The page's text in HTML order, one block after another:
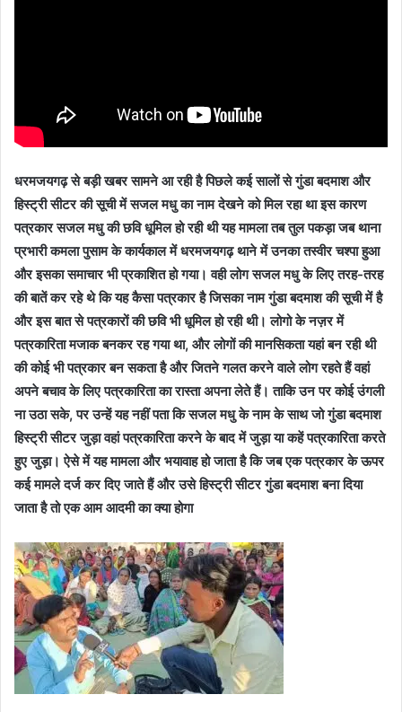
धरमजयगढ़ से बड़ी खबर सामने आ रही है पिछले कई सालों से गुंडा बदमाश और
हिस्ट्री सीटर की सूची में सजल मधु का नाम देखने को मिल रहा था इस कारण
पत्रकार सजल मधु की छवि धूमिल हो रही थी यह मामला तब तुल पकड़ा जब थाना
प्रभारी कमला पुसाम के कार्यकाल में धरमजयगढ़ थाने में उनका तस्वीर चश्पा हुआ
और इसका समाचार भी प्रकाशित हो गया। वही लोग सजल मधु के लिए तरह-तरह
की बातें कर रहे थे कि यह कैसा पत्रकार है जिसका नाम गुंडा बदमाश की सूची में है
और इस बात से पत्रकारों की छवि भी धूमिल हो रही थी। लोगो के नज़र में
पत्रकारिता मजाक बनकर रह गया था, और लोगों की मानसिकता यहां बन रही थी
की कोई भी पत्रकार बन सकता है और जितने गलत करने वाले लोग रहते हैं वहां
अपने बचाव के लिए पत्रकारिता का रास्ता अपना लेते हैं। ताकि उन पर कोई उंगली
ना उठा सके, पर उन्हें यह नहीं पता कि सजल मधु के नाम के साथ जो गुंडा बदमाश
हिस्ट्री सीटर जुड़ा वहां पत्रकारिता करने के बाद में जुड़ा या कहें पत्रकारिता करते
हुए जुड़ा। ऐसे में यह मामला और भयावाह हो जाता है कि जब एक पत्रकार के ऊपर
कई मामले दर्ज कर दिए जाते हैं और उसे हिस्ट्री सीटर गुंडा बदमाश बना दिया
जाता है तो एक आम आदमी का क्या होगा